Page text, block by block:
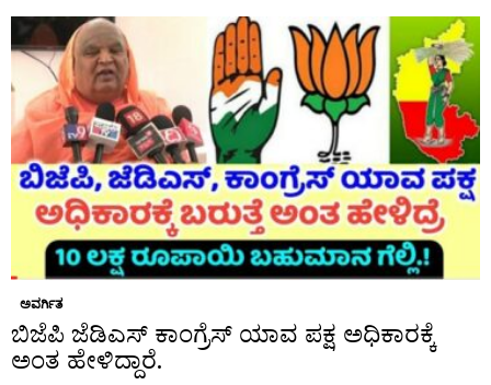
ಅವರ್ಗಿತ
ಬಿಜೆಪಿ ಜೆಡಿಎಸ್ ಕಾಂಗ್ರೆಸ್ ಯಾವ ಪಕ್ಷ ಅಧಿಕಾರಕ್ಕೆ
ಅಂತ ಹೇಳಿದ್ದಾರೆ.